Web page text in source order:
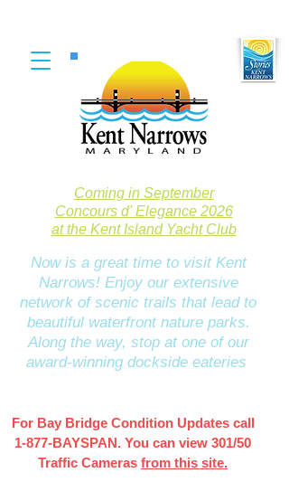
Now is a great time to visit Kent
Narrows! Enjoy our extensive
network of scenic trails that lead to
beautiful waterfront nature parks.
Along the way, stop at one of our
award-winning dockside eateries
Coming in September
Concours d' Elegance 2026
at the Kent Island Yacht Club
For Bay Bridge Condition Updates call
1-877-BAYSPAN. You can view 301/50
Traffic Cameras from this site.